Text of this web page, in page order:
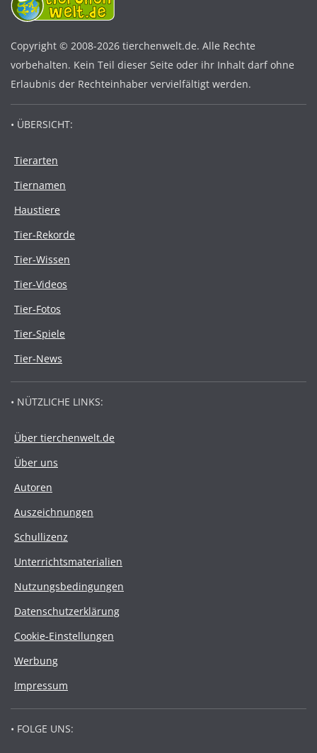
Copyright © 2008-2026 tierchenwelt.de. Alle Rechte
vorbehalten. Kein Teil dieser Seite oder ihr Inhalt darf ohne
Erlaubnis der Rechteinhaber vervielfältigt werden.
• ÜBERSICHT:
Tierarten
Tiernamen
Haustiere
Tier-Rekorde
Tier-Wissen
Tier-Videos
Tier-Fotos
Tier-Spiele
Tier-News
• NÜTZLICHE LINKS:
Über tierchenwelt.de
Über uns
Autoren
Auszeichnungen
Schullizenz
Unterrichtsmaterialien
Nutzungsbedingungen
Datenschutzerklärung
Cookie-Einstellungen
Werbung
Impressum
• FOLGE UNS: